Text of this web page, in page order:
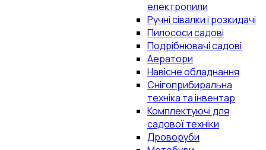
електропили
Ручні сівалки і розкидачі
Пилососи садові
Подрібнювачі садові
Аератори
Навісне обладнання
Снігоприбиральна
техніка та інвентар
Комплектуючі для
садової техніки
Дроворуби